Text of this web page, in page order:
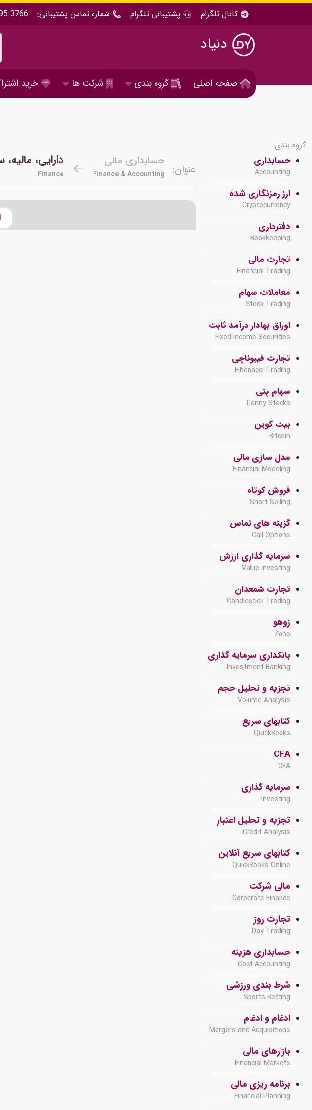
کانال تلگرام پشتیبانی تلگرام شماره تماس پشتیبانی: 3766
دنیاد
صفحه اصلی گروه بندی شرکت ها خرید
گروه بندی
حسابداری
Accounting
ارز رمزنگاری شده
Cryptocurrency
دفترداری
Bookkeeping
تجارت مالی
Financial Trading
معاملات سهام
Stock Trading
اوراق بهادار درآمد ثابت
Fixed Income Securities
تجارت فیبوناچی
Fibonacci Trading
سهام پنی
Penny Stocks
بیت کوین
Bitcoin
مدل سازی مالی
Financial Modeling
فروش کوتاه
Short Selling
گزینه های تماس
Call Options
سرمایه گذاری ارزش
Value Investing
تجارت شمعدان
Candlestick Trading
زوهو
Zoho
بانکداری سرمایه گذاری
Investment Banking
تجزیه و تحلیل حجم
Volume Analysis
کتابهای سریع
QuickBooks
CFA
CFA
سرمایه گذاری
Investing
تجزیه و تحلیل اعتبار
Credit Analysis
کتابهای سریع آنلاین
QuickBooks Online
مالی شرکت
Corporate Finance
تجارت روز
Day Trading
حسابداری هزینه
Cost Accounting
شرط بندی ورزشی
Sports Betting
ادغام و ادغام
Mergers and Acquisitions
بازارهای مالی
Financial Markets
برنامه ریزی مالی
Financial Planning
عنوان:
حسابداری مالی
Finance & Accounting
دارایی،
Finance